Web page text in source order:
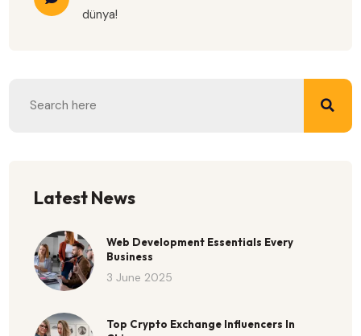
dünya!
Latest News
Web Development Essentials Every
Business
3 June 2025
Top Crypto Exchange Influencers In